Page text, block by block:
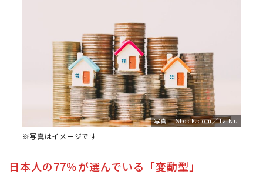
写真＝iStock.com／Ta Nu
※写真はイメージです
日本人の77％が選んでいる「変動型」